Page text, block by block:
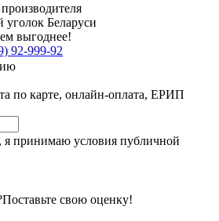
уголок Беларуси
выгоднее!
92-999-92
по карте, онлайн-оплата, ЕРИП
принимаю условия публичной
Поставьте свою оценку!